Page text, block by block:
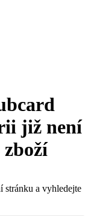
již není
stránku a vyhledejte